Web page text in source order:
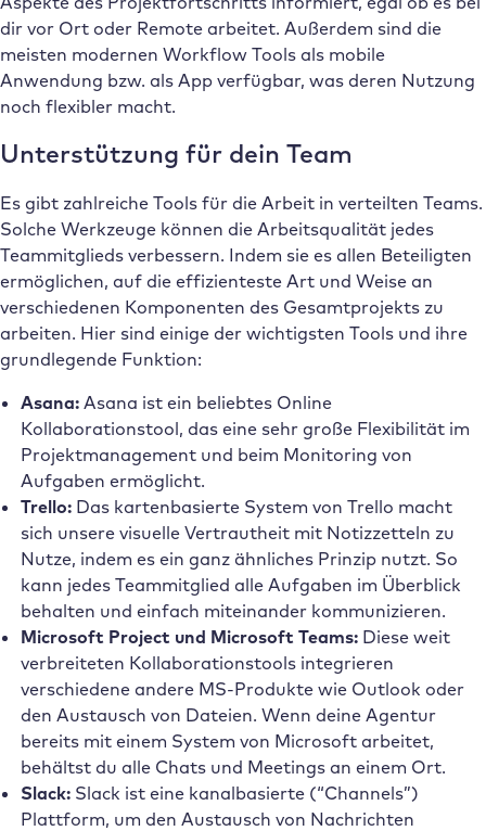
dir vor Ort oder Remote arbeitet. Außerdem sind die
meisten modernen Workflow Tools als mobile
Anwendung bzw. als App verfügbar, was deren Nutzung
noch flexibler macht.
Unterstützung für dein Team
Es gibt zahlreiche Tools für die Arbeit in verteilten Teams.
Solche Werkzeuge können die Arbeitsqualität jedes
Teammitglieds verbessern. Indem sie es allen Beteiligten
ermöglichen, auf die effizienteste Art und Weise an
verschiedenen Komponenten des Gesamtprojekts zu
arbeiten. Hier sind einige der wichtigsten Tools und ihre
grundlegende Funktion:
Asana:Asana ist ein beliebtes Online
Kollaborationstool, das eine sehr große Flexibilität im
Projektmanagement und beim Monitoring von
Aufgaben ermöglicht.
Trello:Das kartenbasierte System von Trello macht
sich unsere visuelle Vertrautheit mit Notizzetteln zu
Nutze, indem es ein ganz ähnliches Prinzip nutzt. So
kann jedes Teammitglied alle Aufgaben im Überblick
behalten und einfach miteinander kommunizieren.
Microsoft Project und Microsoft Teams:Diese weit
verbreiteten Kollaborationstools integrieren
verschiedene andere MS-Produkte wie Outlook oder
den Austausch von Dateien. Wenn deine Agentur
bereits mit einem System von Microsoft arbeitet,
behältst du alle Chats und Meetings an einem Ort.
Slack:Slack ist eine kanalbasierte (“Channels”)
Plattform, um den Austausch von Nachrichten